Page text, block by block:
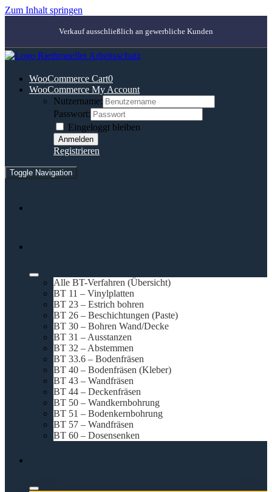
Zum Inhalt springen
Verkauf ausschließlich an gewerbliche Kunden
WooCommerce Cart0
WooCommerce My Account
Nutzername:
Passwort:
Eingeloggt bleiben
Registrieren
Toggle Navigation
Alle BT-Verfahren (Übersicht)
BT 11 – Vinylplatten
BT 23 – Estrich bohren
BT 26 – Beschichtungen (Paste)
BT 30 – Bohren Wand/Decke
BT 31 – Ausstanzen
BT 32 – Abstemmen
BT 33.6 – Bodenfräsen
BT 40 – Bodenfräsen (Kleber)
BT 43 – Wandfräsen
BT 44 – Deckenfräsen
BT 50 – Wandkernbohrung
BT 51 – Bodenkernbohrung
BT 57 – Wandfräsen
BT 60 – Dosensenken